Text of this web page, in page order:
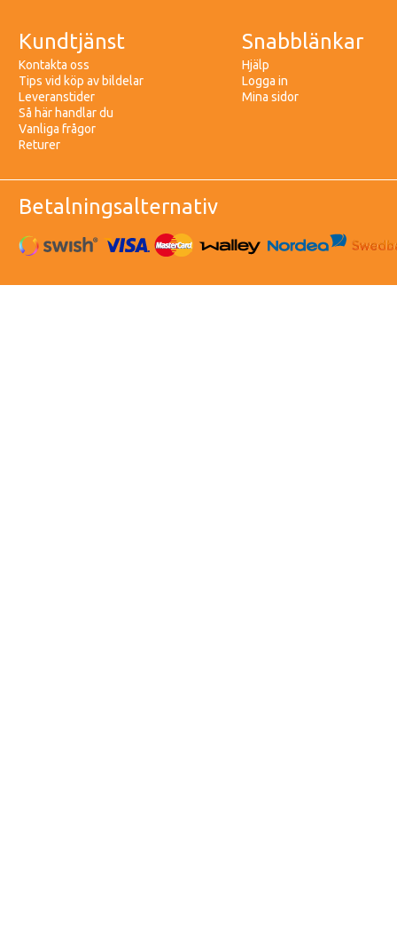
Kundtjänst
Kontakta oss
Tips vid köp av bildelar
Leveranstider
Så här handlar du
Vanliga frågor
Returer
Snabblänkar
Hjälp
Logga in
Mina sidor
Betalningsalternativ